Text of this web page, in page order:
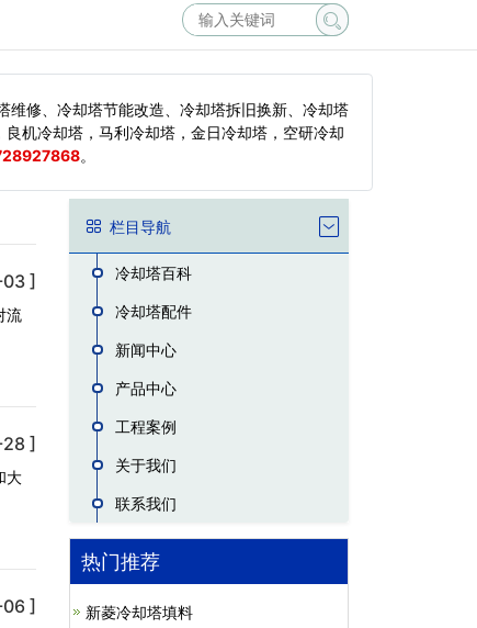
维修、冷却塔节能改造、冷却塔拆旧换新、冷却塔
机冷却塔，马利冷却塔，金日冷却塔，空研冷却
。
]
流
]
大
]
栏目导航
冷却塔百科
冷却塔配件
新闻中心
产品中心
工程案例
关于我们
联系我们
热门推荐
新菱冷却塔填料